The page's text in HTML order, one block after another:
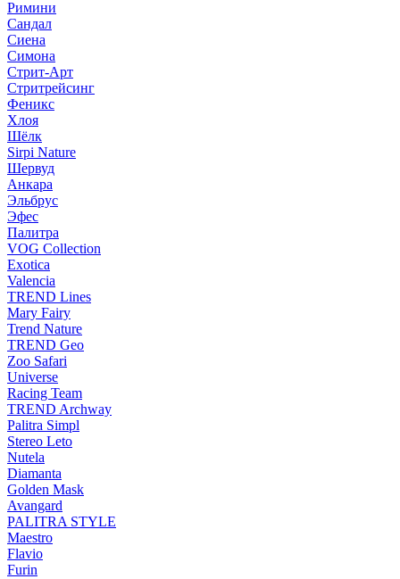
Римини
Сандал
Сиена
Симона
Стрит-Арт
Стритрейсинг
Феникс
Хлоя
Шёлк
Sirpi Nature
Шервуд
Анкара
Эльбрус
Эфес
Палитра
VOG Collection
Exotica
Valencia
TREND Lines
Mary Fairy
Trend Nature
TREND Geo
Zoo Safari
Universe
Racing Team
TREND Archway
Palitra Simpl
Stereo Leto
Nutela
Diamanta
Golden Mask
Avangard
PALITRA STYLE
Maestro
Flavio
Furin